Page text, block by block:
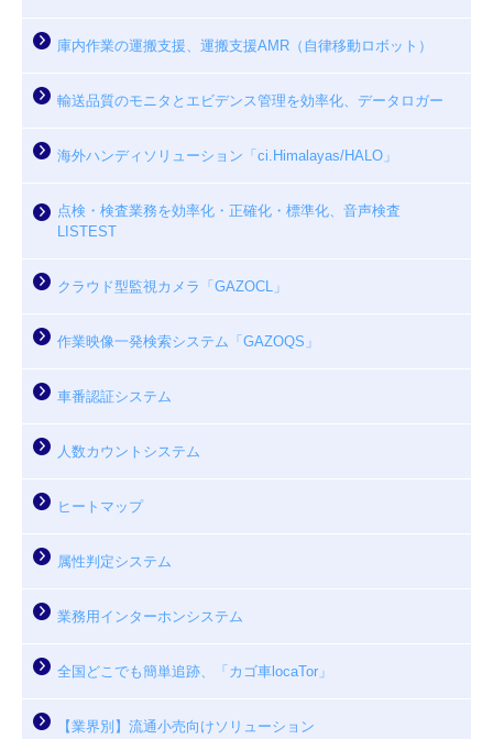
庫内作業の運搬支援、運搬支援AMR（自律移動ロボット）
輸送品質のモニタとエビデンス管理を効率化、データロガー
海外ハンディソリューション「ci.Himalayas/HALO」
点検・検査業務を効率化・正確化・標準化、音声検査
LISTEST
クラウド型監視カメラ「GAZOCL」
作業映像一発検索システム「GAZOQS」
車番認証システム
人数カウントシステム
ヒートマップ
属性判定システム
業務用インターホンシステム
全国どこでも簡単追跡、「カゴ車locaTor」
【業界別】流通小売向けソリューション